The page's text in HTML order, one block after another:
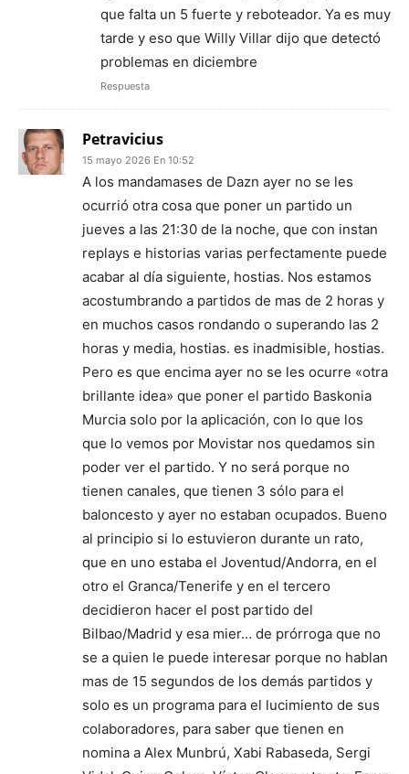
que falta un 5 fuerte y reboteador. Ya es muy
tarde y eso que Willy Villar dijo que detectó
problemas en diciembre
Respuesta
Petravicius
15 mayo 2026 En 10:52
A los mandamases de Dazn ayer no se les
ocurrió otra cosa que poner un partido un
jueves a las 21:30 de la noche, que con instan
replays e historias varias perfectamente puede
acabar al día siguiente, hostias. Nos estamos
acostumbrando a partidos de mas de 2 horas y
en muchos casos rondando o superando las 2
horas y media, hostias. es inadmisible, hostias.
Pero es que encima ayer no se les ocurre «otra
brillante idea» que poner el partido Baskonia
Murcia solo por la aplicación, con lo que los
que lo vemos por Movistar nos quedamos sin
poder ver el partido. Y no será porque no
tienen canales, que tienen 3 sólo para el
baloncesto y ayer no estaban ocupados. Bueno
al principio si lo estuvieron durante un rato,
que en uno estaba el Joventud/Andorra, en el
otro el Granca/Tenerife y en el tercero
decidieron hacer el post partido del
Bilbao/Madrid y esa mier… de prórroga que no
se a quien le puede interesar porque no hablan
mas de 15 segundos de los demás partidos y
solo es un programa para el lucimiento de sus
colaboradores, para saber que tienen en
nomina a Alex Munbrú, Xabi Rabaseda, Sergi